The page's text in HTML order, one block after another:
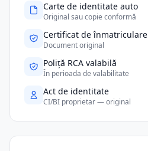
Carte de identitate auto
Original sau copie conformă
Certificat de înmatriculare
Document original
Poliță RCA valabilă
În perioada de valabilitate
Act de identitate
CI/BI proprietar — original